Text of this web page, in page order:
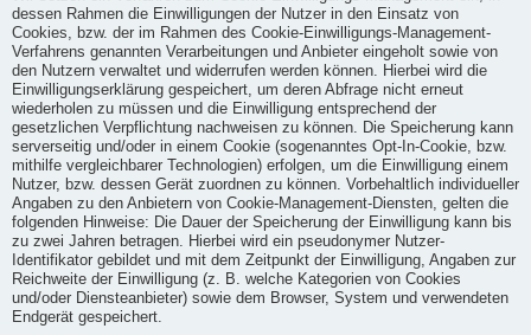
dessen Rahmen die Einwilligungen der Nutzer in den Einsatz von
Cookies, bzw. der im Rahmen des Cookie-Einwilligungs-Management-
Verfahrens genannten Verarbeitungen und Anbieter eingeholt sowie von
den Nutzern verwaltet und widerrufen werden können. Hierbei wird die
Einwilligungserklärung gespeichert, um deren Abfrage nicht erneut
wiederholen zu müssen und die Einwilligung entsprechend der
gesetzlichen Verpflichtung nachweisen zu können. Die Speicherung kann
serverseitig und/oder in einem Cookie (sogenanntes Opt-In-Cookie, bzw.
mithilfe vergleichbarer Technologien) erfolgen, um die Einwilligung einem
Nutzer, bzw. dessen Gerät zuordnen zu können. Vorbehaltlich individueller
Angaben zu den Anbietern von Cookie-Management-Diensten, gelten die
folgenden Hinweise: Die Dauer der Speicherung der Einwilligung kann bis
zu zwei Jahren betragen. Hierbei wird ein pseudonymer Nutzer-
Identifikator gebildet und mit dem Zeitpunkt der Einwilligung, Angaben zur
Reichweite der Einwilligung (z. B. welche Kategorien von Cookies
und/oder Diensteanbieter) sowie dem Browser, System und verwendeten
Endgerät gespeichert.